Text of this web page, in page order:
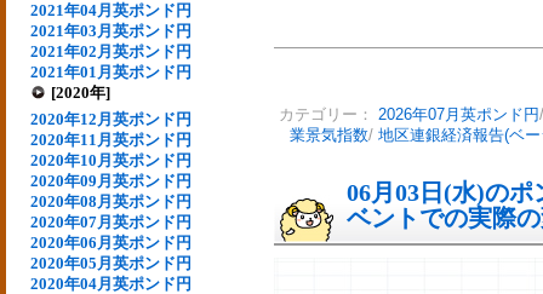
2021年04月英ポンド円
2021年03月英ポンド円
2021年02月英ポンド円
2021年01月英ポンド円
[2020年]
2020年12月英ポンド円
2020年11月英ポンド円
2020年10月英ポンド円
2020年09月英ポンド円
2020年08月英ポンド円
2020年07月英ポンド円
2020年06月英ポンド円
2020年05月英ポンド円
2020年04月英ポンド円
カテゴリー： 2026年07月英ポンド円
業景気指数/ 地区連銀経済報告(ベ
06月03日(水)の
ベントでの実際